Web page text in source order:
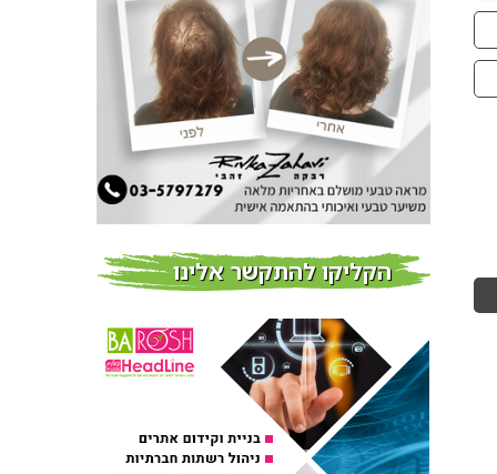
צמידי שיער – המומחים
לצמידי שיער ברמת השרון
חדשות
פרוברי PROBERRY מוצרי
שיער מבוססי גוג’י ברי
חדש על המדף
כובשת את השטח עם יום
הדרכה מוצלח נוסף
אירועים בארץ
הקליקו להתקשר אלינו